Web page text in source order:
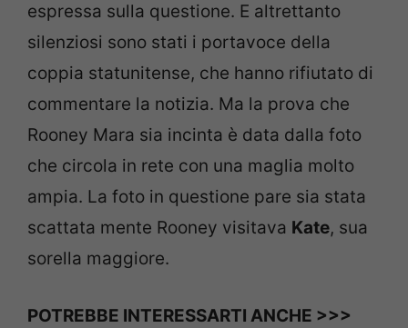
espressa sulla questione. E altrettanto
silenziosi sono stati i portavoce della
coppia statunitense, che hanno rifiutato di
commentare la notizia. Ma la prova che
Rooney Mara sia incinta è data dalla foto
che circola in rete con una maglia molto
ampia. La foto in questione pare sia stata
scattata mente Rooney visitava Kate, sua
sorella maggiore.
POTREBBE INTERESSARTI ANCHE >>>